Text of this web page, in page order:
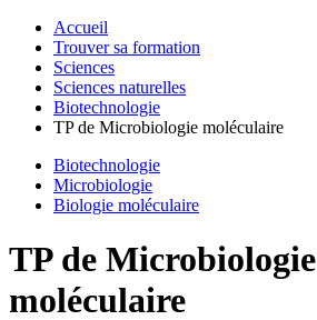
Accueil
Trouver sa formation
Sciences
Sciences naturelles
Biotechnologie
TP de Microbiologie moléculaire
Biotechnologie
Microbiologie
Biologie moléculaire
TP de Microbiologie
moléculaire